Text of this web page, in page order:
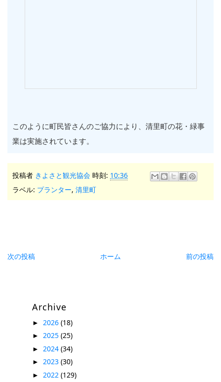
このように町民皆さんのご協力により、清里町の花・緑事
業は実施されています。
投稿者 きよさと観光協会 時刻: 10:36
ラベル: プランター, 清里町
次の投稿 前の投稿
ホーム
Archive
► 2026 (18)
► 2025 (25)
► 2024 (34)
► 2023 (30)
► 2022 (129)